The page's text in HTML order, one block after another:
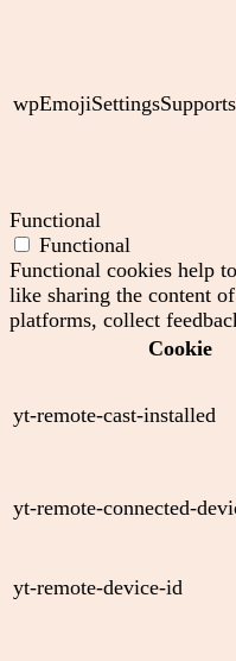
wpEmojiSettingsSupports
Functional
Functional
Functional cookies help
like sharing the content
platforms, collect
Cookie
yt-remote-cast-installed
yt-remote-connected-
yt-remote-device-id